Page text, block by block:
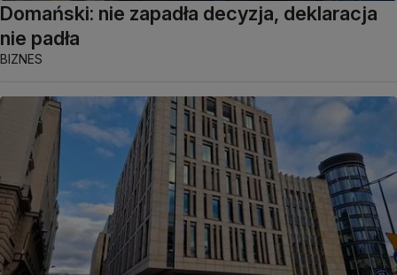
Domański: nie zapadła decyzja, deklaracja
nie padła
BIZNES